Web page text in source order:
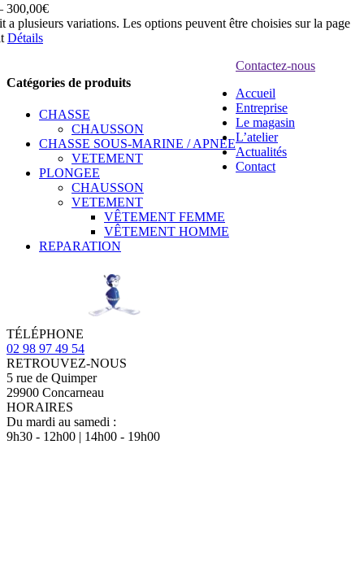
300,00€
a plusieurs variations. Les options peuvent être choisies sur la page
Détails
Catégories de produits
CHASSE
CHAUSSON
CHASSE SOUS-MARINE / APNEE
VETEMENT
PLONGEE
CHAUSSON
VETEMENT
VÊTEMENT FEMME
VÊTEMENT HOMME
REPARATION
Contactez-nous
Accueil
Entreprise
Le magasin
L’atelier
Actualités
Contact
TÉLÉPHONE
02 98 97 49 54
RETROUVEZ-NOUS
5 rue de Quimper
29900 Concarneau
HORAIRES
Du mardi au samedi :
9h30 - 12h00 | 14h00 - 19h00